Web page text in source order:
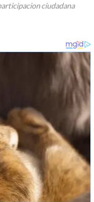
ciudadana